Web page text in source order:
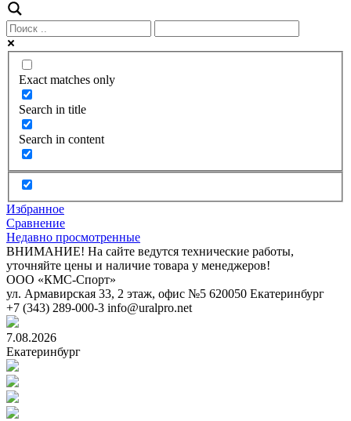
Exact matches only
Search in title
Search in content
Избранное
Сравнение
Недавно просмотренные
ВНИМАНИЕ! На сайте ведутся технические работы,
уточняйте цены и наличие товара у менеджеров!
ООО «КМС-Спорт»
ул. Армавирская 33, 2 этаж, офис №5 620050 Екатеринбург
+7 (343) 289-000-3 info@uralpro.net
7.08.2026
Екатеринбург